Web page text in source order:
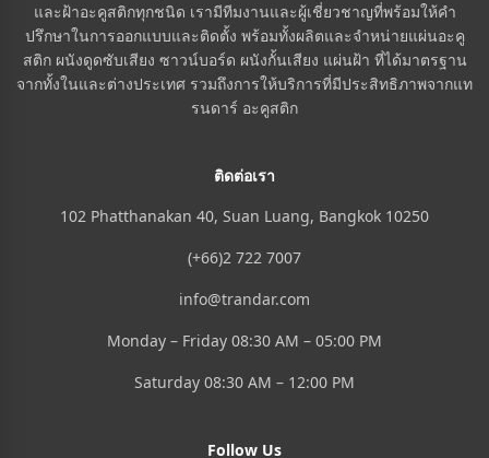
และฝ้าอะคูสติกทุกชนิด เรามีทีมงานและผู้เชี่ยวชาญที่พร้อมให้คำ
ปรึกษาในการออกแบบและติดตั้ง พร้อมทั้งผลิตและจำหน่ายแผ่นอะคู
สติก ผนังดูดซับเสียง ซาวน์บอร์ด ผนังกั้นเสียง แผ่นฝ้า ที่ได้มาตรฐาน
จากทั้งในและต่างประเทศ รวมถึงการให้บริการที่มีประสิทธิภาพจากแท
รนดาร์ อะคูสติก
ติดต่อเรา
102 Phatthanakan 40, Suan Luang, Bangkok 10250
(+66)2 722 7007
info@trandar.com
Monday – Friday 08:30 AM – 05:00 PM
Saturday 08:30 AM – 12:00 PM
Follow Us